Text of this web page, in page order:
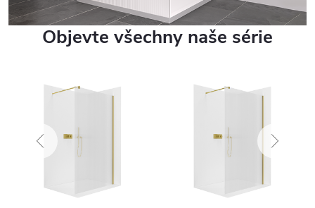
Objevte všechny naše série